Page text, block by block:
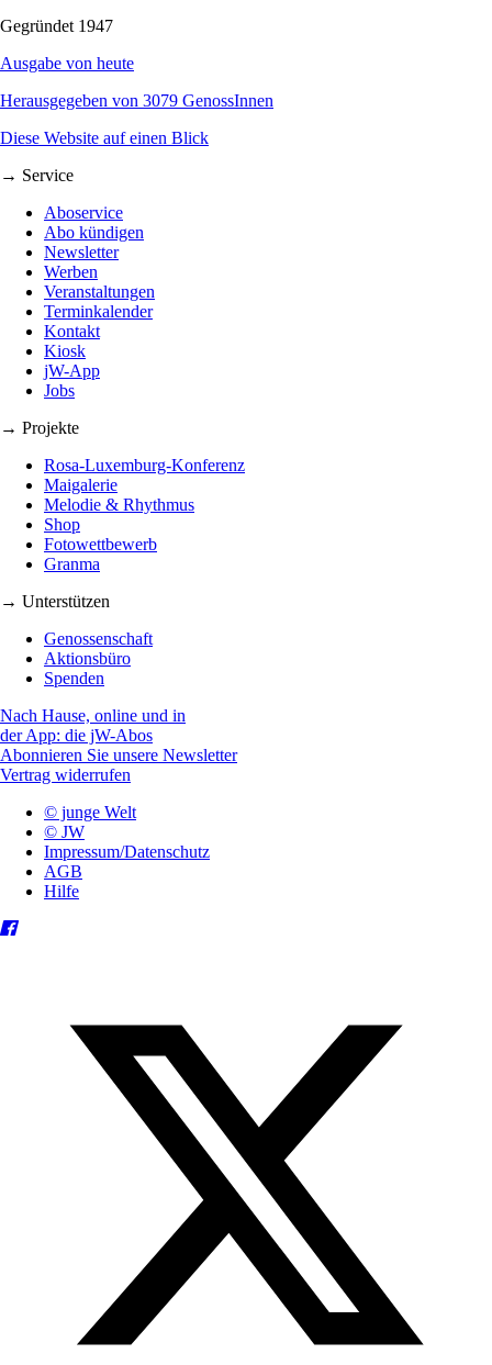
Gegründet 1947
Ausgabe von heute
Herausgegeben von 3079 GenossInnen
Diese Website auf einen Blick
→ Service
Aboservice
Abo kündigen
Newsletter
Werben
Veranstaltungen
Terminkalender
Kontakt
Kiosk
jW-App
Jobs
→ Projekte
Rosa-Luxemburg-Konferenz
Maigalerie
Melodie & Rhythmus
Shop
Fotowettbewerb
Granma
→ Unterstützen
Genossenschaft
Aktionsbüro
Spenden
Nach Hause, online und in
der App: die jW-Abos
Abonnieren Sie unsere Newsletter
Vertrag widerrufen
© junge Welt
© JW
Impressum/Datenschutz
AGB
Hilfe